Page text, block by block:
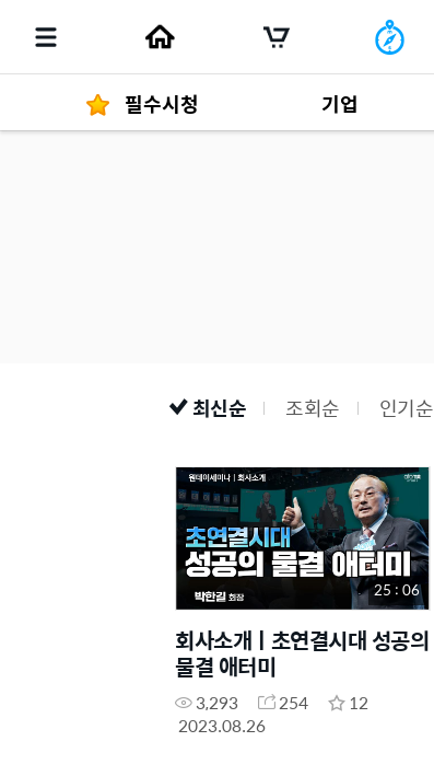
필수시청 기업
최신순 조회순 인기순
25 : 06
회사소개ㅣ초연결시대 성공의
물결 애터미
3,293 254
12
2023.08.26